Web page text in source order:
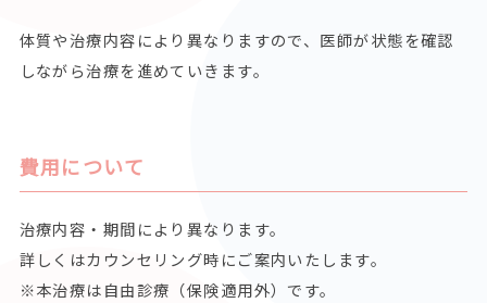
体質や治療内容により異なりますので、医師が状態を確認
しながら治療を進めていきます。
費用について
治療内容・期間により異なります。
詳しくはカウンセリング時にご案内いたします。
※本治療は自由診療（保険適用外）です。